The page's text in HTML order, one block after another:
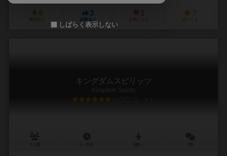
8
興味あり
3
経験あり お気に入り
7
持ってる
キングダムスピリッツ
Kingdom Spirits
6.1
しばらく表示しない